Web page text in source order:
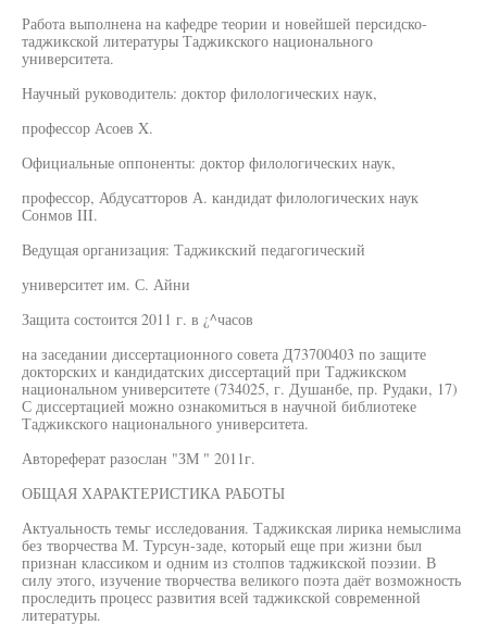
Работа выполнена на кафедре теории и новейшей персидско-
таджикской литературы Таджикского национального
университета.
Научный руководитель: доктор филологических наук,
профессор Асоев X.
Официальные оппоненты: доктор филологических наук,
профессор, Абдусатторов А. кандидат филологических наук
Сонмов III.
Ведущая организация: Таджикский педагогический
университет им. С. Айни
Защита состоится 2011 г. в ¿^часов
на заседании диссертационного совета Д73700403 по защите
докторских и кандидатских диссертаций при Таджикском
национальном университете (734025, г. Душанбе, пр. Рудаки, 17)
С диссертацией можно ознакомиться в научной библиотеке
Таджикского национального университета.
Автореферат разослан "ЗМ " 2011г.
ОБЩАЯ ХАРАКТЕРИСТИКА РАБОТЫ
Актуальность темьг исследования. Таджикская лирика немыслима
без творчества М. Турсун-заде, который еще при жизни был
признан классиком и одним из столпов таджикской поэзии. В
силу этого, изучение творчества великого поэта даёт возможность
проследить процесс развития всей таджикской современной
литературы.